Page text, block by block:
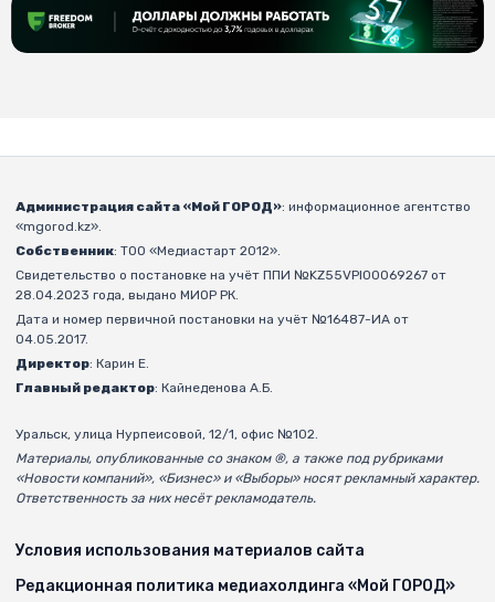
Администрация сайта «Мой ГОРОД»: информационное агентство
«mgorod.kz».
Собственник: ТОО «Медиастарт 2012».
Свидетельство о постановке на учёт ППИ №KZ55VPI00069267 от
28.04.2023 года, выдано МИОР РК.
Дата и номер первичной постановки на учёт №16487-ИА от
04.05.2017.
Директор: Карин Е.
Главный редактор: Кайнеденова А.Б.
Уральск, улица Нурпеисовой, 12/1, офис №102.
Материалы, опубликованные со знаком ®, а также под рубриками
«Новости компаний», «Бизнес» и «Выборы» носят рекламный характер.
Ответственность за них несёт рекламодатель.
Условия использования материалов сайта
Редакционная политика медиахолдинга «Мой ГОРОД»